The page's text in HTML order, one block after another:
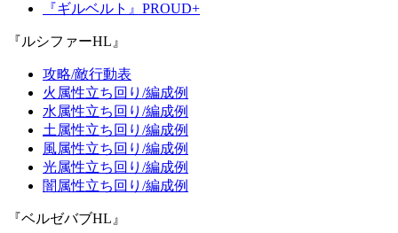
『ギルベルト』PROUD+
『ルシファーHL』
攻略/敵行動表
火属性立ち回り/編成例
水属性立ち回り/編成例
土属性立ち回り/編成例
風属性立ち回り/編成例
光属性立ち回り/編成例
闇属性立ち回り/編成例
『ベルゼバブHL』